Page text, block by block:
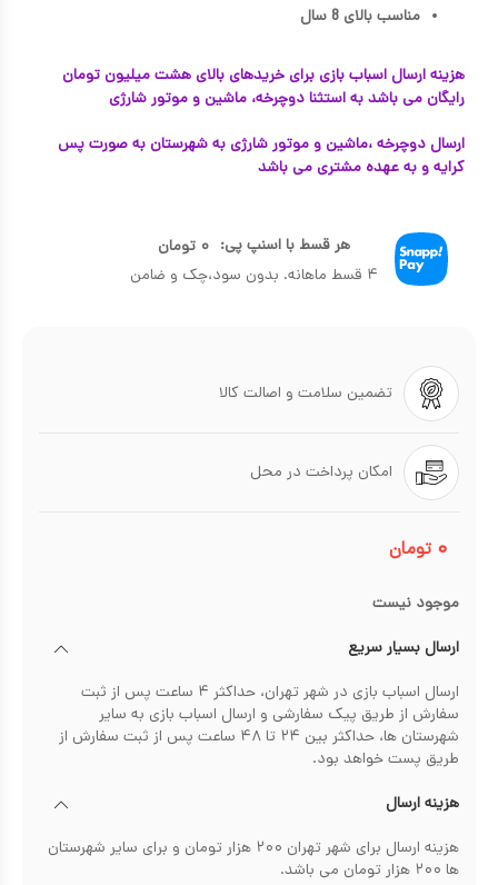
مناسب بالای 8 سال
هزینه ارسال اسباب بازی برای خریدهای بالای هشت میلیون تومان
رایگان می باشد به استثنا دوچرخه، ماشین و موتور شارژی
ارسال دوچرخه ،ماشین و موتور شارژی به شهرستان به صورت پس
کرایه و به عهده مشتری می باشد
هر قسط با اسنپ پی: ۰ تومان
۴ قسط ماهانه. بدون سود،چک و ضامن
تضمین سلامت و اصالت کالا
امکان پرداخت در محل
۰ تومان
موجود نیست
ارسال بسیار سریع
ارسال اسباب بازی در شهر تهران، حداکثر ۴ ساعت پس از ثبت
سفارش از طریق پیک سفارشی و ارسال اسباب بازی به سایر
شهرستان ها، حداکثر بین ۲۴ تا ۴۸ ساعت پس از ثبت سفارش از
طریق پست خواهد بود.
هزینه ارسال
هزینه ارسال برای شهر تهران ۲۰۰ هزار تومان و برای سایر شهرستان
ها ۲۰۰ هزار تومان می باشد.